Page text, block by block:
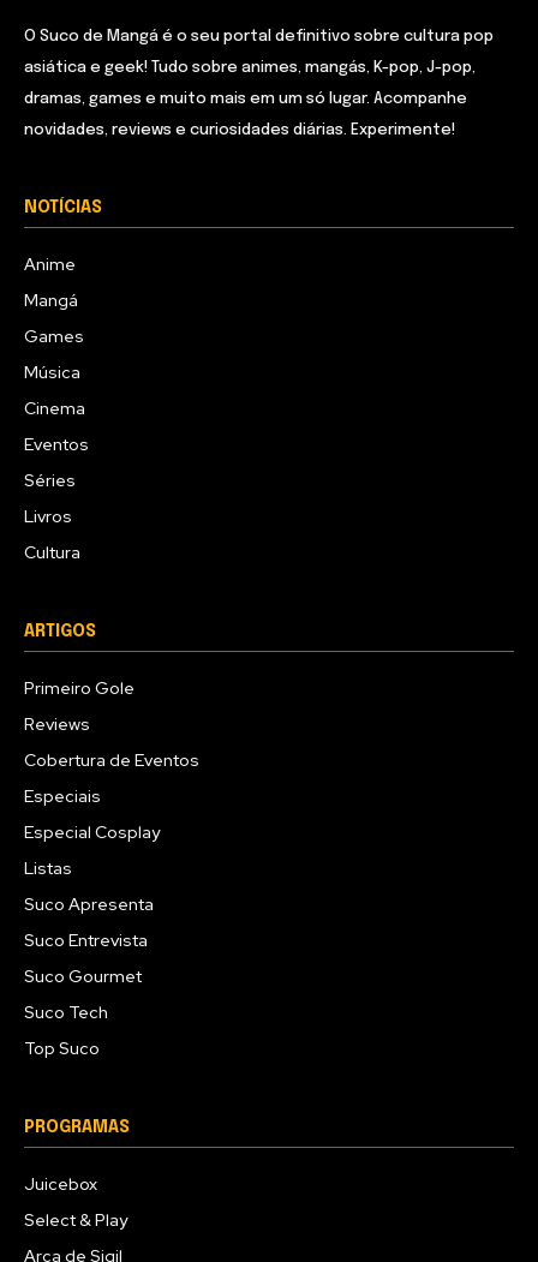
O Suco de Mangá é o seu portal definitivo sobre cultura pop
asiática e geek! Tudo sobre animes, mangás, K-pop, J-pop,
dramas, games e muito mais em um só lugar. Acompanhe
novidades, reviews e curiosidades diárias. Experimente!
NOTÍCIAS
Anime
Mangá
Games
Música
Cinema
Eventos
Séries
Livros
Cultura
ARTIGOS
Primeiro Gole
Reviews
Cobertura de Eventos
Especiais
Especial Cosplay
Listas
Suco Apresenta
Suco Entrevista
Suco Gourmet
Suco Tech
Top Suco
PROGRAMAS
Juicebox
Select & Play
Arca de Sigil